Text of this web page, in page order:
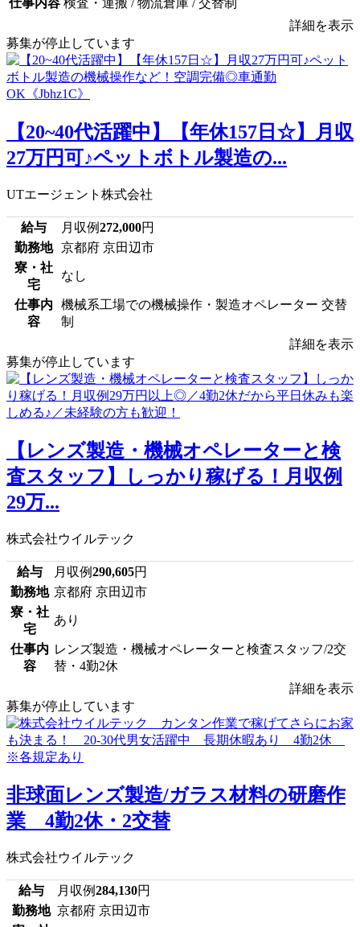
仕事内容 検査・運搬 / 物流倉庫 / 交替制
詳細を表示
募集が停止しています
【20~40代活躍中】【年休157日☆】月収
27万円可♪ペットボトル製造の...
UTエージェント株式会社
給与 月収例272,000円
勤務地
京都府 京田辺市
寮・社
宅
なし
仕事内
容
機械系工場での機械操作・製造オペレーター 交替
制
詳細を表示
募集が停止しています
【レンズ製造・機械オペレーターと検
査スタッフ】しっかり稼げる！月収例
29万...
株式会社ウイルテック
給与 月収例290,605円
勤務地 京都府 京田辺市
寮・社
宅
あり
仕事内
容
レンズ製造・機械オペレーターと検査スタッフ/2交
替・4勤2休
詳細を表示
募集が停止しています
非球面レンズ製造/ガラス材料の研磨作
業 4勤2休・2交替
株式会社ウイルテック
給与 月収例284,130円
勤務地 京都府 京田辺市